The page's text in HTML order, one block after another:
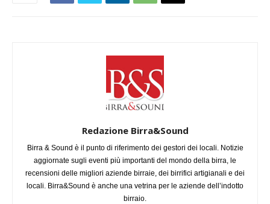
Redazione Birra&Sound
Birra & Sound è il punto di riferimento dei gestori dei locali. Notizie
aggiornate sugli eventi più importanti del mondo della birra, le
recensioni delle migliori aziende birraie, dei birrifici artigianali e dei
locali. Birra&Sound è anche una vetrina per le aziende dell’indotto
birraio.